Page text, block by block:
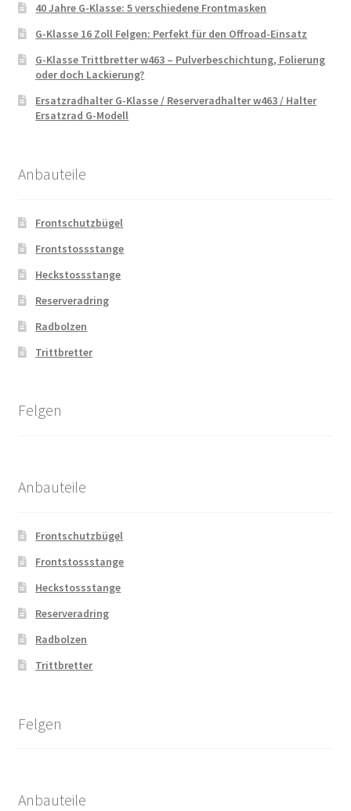
40 Jahre G-Klasse: 5 verschiedene Frontmasken
G-Klasse 16 Zoll Felgen: Perfekt für den Offroad-Einsatz
G-Klasse Trittbretter w463 – Pulverbeschichtung, Folierung
oder doch Lackierung?
Ersatzradhalter G-Klasse / Reserveradhalter w463 / Halter
Ersatzrad G-Modell
Anbauteile
Frontschutzbügel
Frontstossstange
Heckstossstange
Reserveradring
Radbolzen
Trittbretter
Felgen
Anbauteile
Frontschutzbügel
Frontstossstange
Heckstossstange
Reserveradring
Radbolzen
Trittbretter
Felgen
Anbauteile